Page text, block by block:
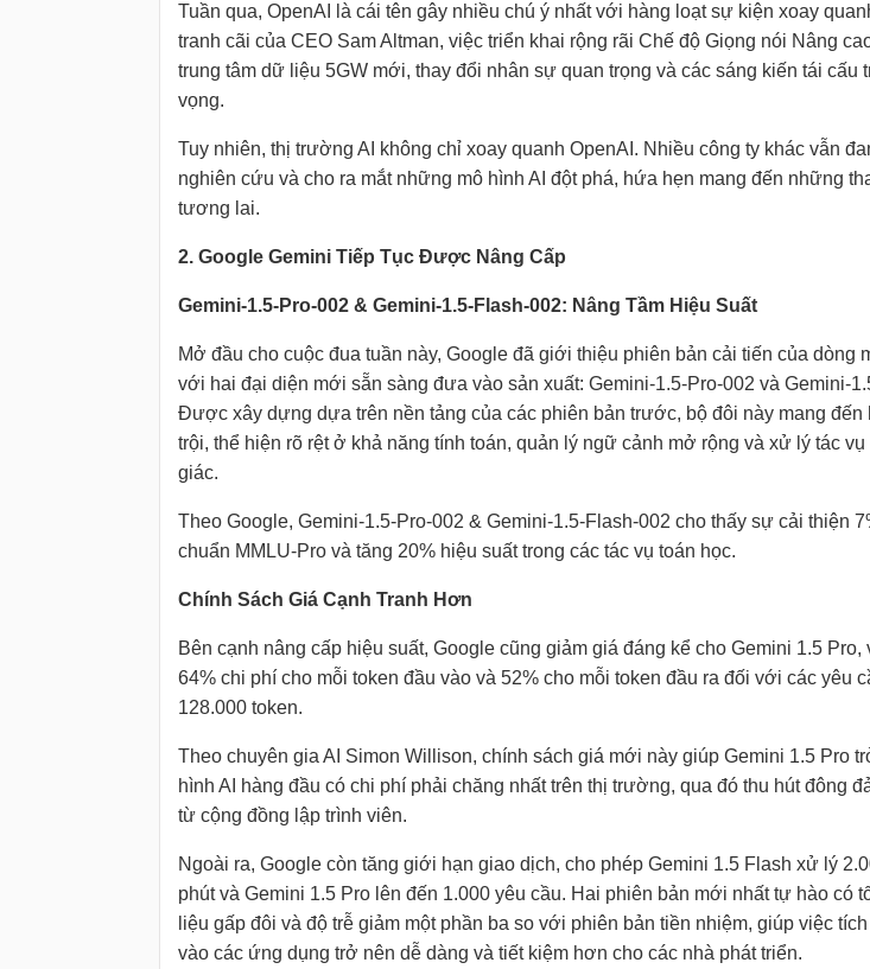
Tuần qua, OpenAI là cái tên gây nhiều chú ý nhất với hàng loạt sự kiện xoay
tranh cãi của CEO Sam Altman, việc triển khai rộng rãi Chế độ Giọng nói Nâng
trung tâm dữ liệu 5GW mới, thay đổi nhân sự quan trọng và các sáng kiến tái cấu
vọng.
Tuy nhiên, thị trường AI không chỉ xoay quanh OpenAI. Nhiều công ty khác vẫn
nghiên cứu và cho ra mắt những mô hình AI đột phá, hứa hẹn mang đến những
tương lai.
2. Google Gemini Tiếp Tục Được Nâng Cấp
Gemini-1.5-Pro-002 & Gemini-1.5-Flash-002: Nâng Tầm Hiệu Suất
Mở đầu cho cuộc đua tuần này, Google đã giới thiệu phiên bản cải tiến của dòng
với hai đại diện mới sẵn sàng đưa vào sản xuất: Gemini-1.5-Pro-002 và Gemini-
Được xây dựng dựa trên nền tảng của các phiên bản trước, bộ đôi này mang đến
trội, thể hiện rõ rệt ở khả năng tính toán, quản lý ngữ cảnh mở rộng và xử lý tác
giác.
Theo Google, Gemini-1.5-Pro-002 & Gemini-1.5-Flash-002 cho thấy sự cải thiện
chuẩn MMLU-Pro và tăng 20% hiệu suất trong các tác vụ toán học.
Chính Sách Giá Cạnh Tranh Hơn
Bên cạnh nâng cấp hiệu suất, Google cũng giảm giá đáng kể cho Gemini 1.5
64% chi phí cho mỗi token đầu vào và 52% cho mỗi token đầu ra đối với các yêu
128.000 token.
Theo chuyên gia AI Simon Willison, chính sách giá mới này giúp Gemini 1.5 Pro
hình AI hàng đầu có chi phí phải chăng nhất trên thị trường, qua đó thu hút đông
từ cộng đồng lập trình viên.
Ngoài ra, Google còn tăng giới hạn giao dịch, cho phép Gemini 1.5 Flash xử lý
phút và Gemini 1.5 Pro lên đến 1.000 yêu cầu. Hai phiên bản mới nhất tự hào có
liệu gấp đôi và độ trễ giảm một phần ba so với phiên bản tiền nhiệm, giúp việc
vào các ứng dụng trở nên dễ dàng và tiết kiệm hơn cho các nhà phát triển.